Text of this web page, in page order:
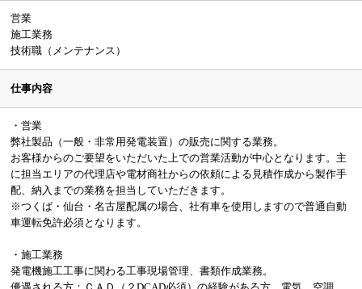
営業
施工業務
技術職（メンテナンス）
仕事内容
・営業
弊社製品（一般・非常用発電装置）の販売に関する業務。
お客様からのご要望をいただいた上での営業活動が中心となります。主
に担当エリアの代理店や電材商社からの依頼による見積作成から製作手
配、納入までの業務を担当していただきます。
※つくば・仙台・名古屋配属の場合、社有車を使用しますので普通自動
車運転免許必須となります。
・施工業務
発電機施工工事に関わる工事現場管理、書類作成業務。